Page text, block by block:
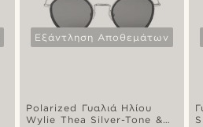
Εξάντληση Αποθεμάτων
Polarized Γυαλιά Ηλίου
Wylie Thea Silver-Tone &